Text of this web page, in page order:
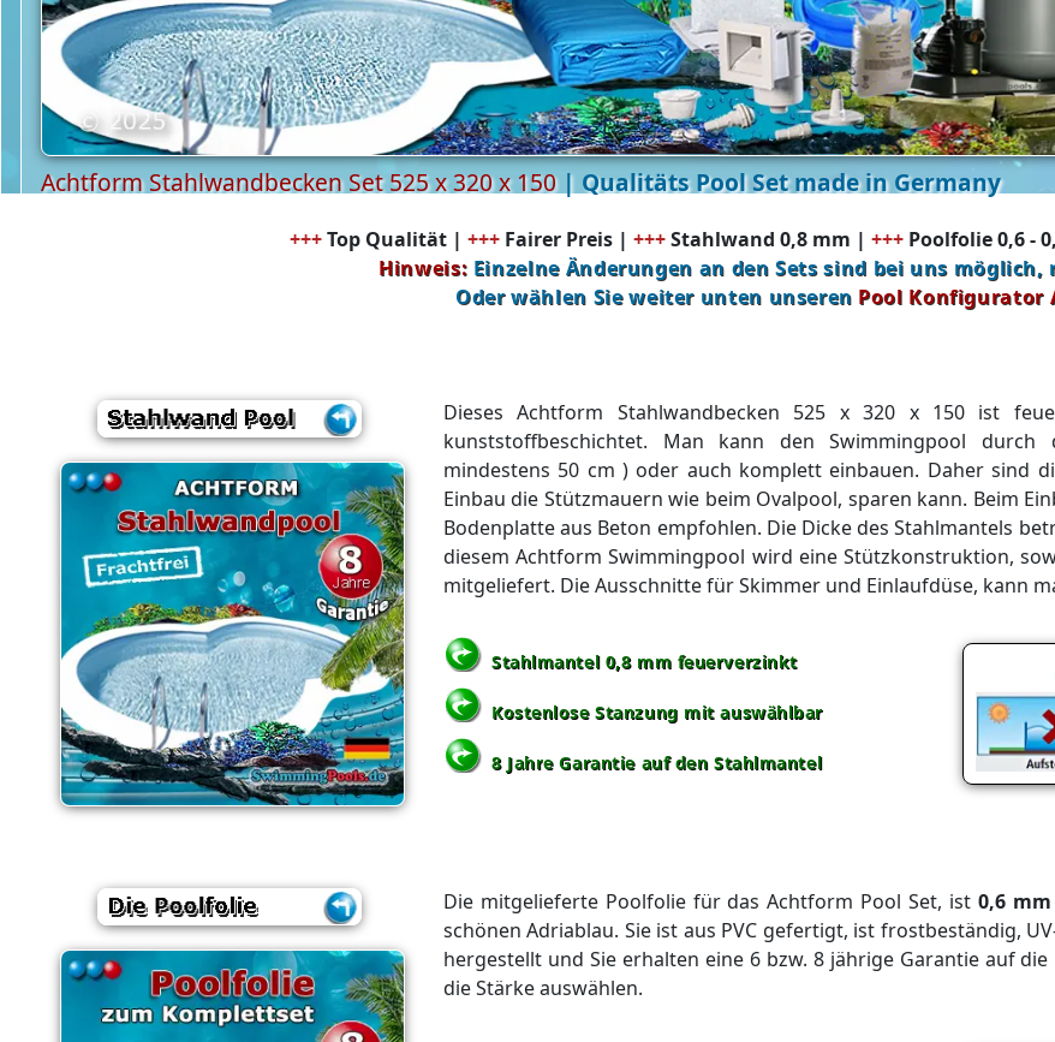
Achtform Stahlwandbecken Set 525 x 320 x 150| Qualitäts Pool Set made in Germany
+++Top Qualität | +++ Fairer Preis | +++Stahlwand 0,8 mm | +++ Poolfolie 0,6 -
Hinweis: Einzelne Änderungen an den Sets sind bei uns möglich,
Oder wählen Sie weiter unten unseren Pool Konfigurator
Dieses Achtform Stahlwandbecken 525 x 320 x 150 ist
kunststoffbeschichtet. Man kann den Swimmingpool
mindestens 50 cm ) oder auch komplett einbauen. Daher sind
Einbau die Stützmauern wie beim Ovalpool, sparen kann. Beim
Bodenplatte aus Beton empfohlen. Die Dicke des Stahlmantels
diesem Achtform Swimmingpool wird eine Stützkonstruktion,
mitgeliefert. Die Ausschnitte für Skimmer und Einlaufdüse, kann
Stahlmantel 0,8 mm feuerverzinkt
Kostenlose Stanzung mit auswählbar
8 Jahre Garantie auf den Stahlmantel
Die mitgelieferte Poolfolie für das Achtform Pool Set, ist 0,6
schönen Adriablau. Sie ist aus PVC gefertigt, ist frostbeständig,
hergestellt und Sie erhalten eine 6 bzw. 8 jährige Garantie auf
die Stärke auswählen.